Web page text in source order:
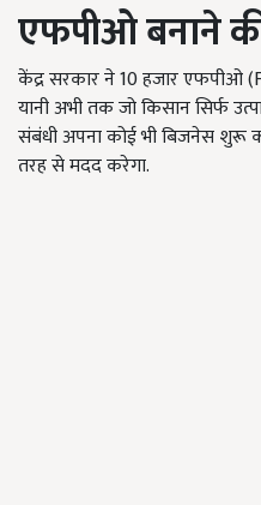
एफपीओ बनाने
केंद्र सरकार ने 10 हजार एफपीओ
यानी अभी तक जो किसान सिर्फ
संबंधी अपना कोई भी बिजनेस
तरह से मदद करेगा.